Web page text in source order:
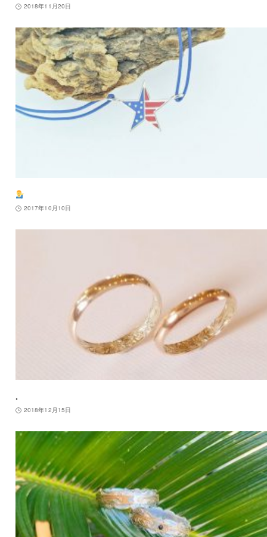
2018年11月20日
2017年10月10日
.
2018年12月15日